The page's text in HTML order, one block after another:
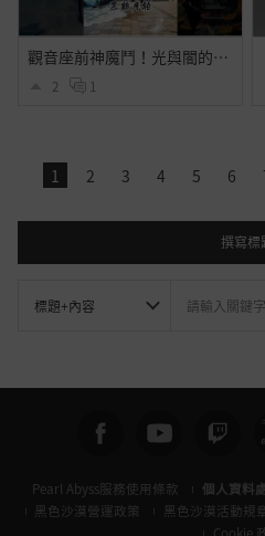
觀音座前神魔鬥！光與闇的白鶴拳驚天之戰 #巴威颱風 #白鶴拳 #光天使 #闇魔王 #觀自在 #神魔大戰
2 1
1 2 3 4 5 6
撰寫標
Pearl Abyss服務使用條款 個人資料
黑色沙漠營運政策
黑色沙漠活動規